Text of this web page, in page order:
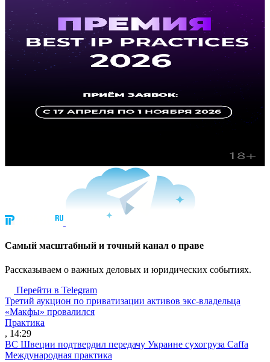
Cамый масштабный и точный канал о праве
Рассказываем о важных деловых и юридических событиях.
Перейти в Telegram
Третий аукцион по приватизации активов экс-владельца
«Макфы» провалился
Практика
, 14:29
ВС Швеции подтвердил передачу Украине сухогруза Caffa
Международная практика